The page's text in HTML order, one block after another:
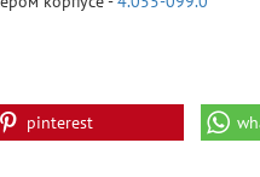
pinterest